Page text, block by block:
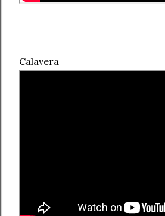
Calavera